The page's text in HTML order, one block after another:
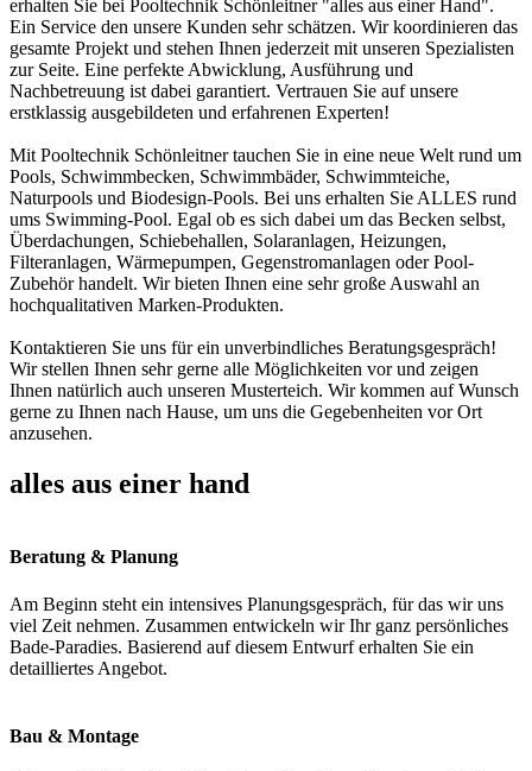
erhalten Sie bei Pooltechnik Schönleitner "alles aus einer Hand".
Ein Service den unsere Kunden sehr schätzen. Wir koordinieren das
gesamte Projekt und stehen Ihnen jederzeit mit unseren Spezialisten
zur Seite. Eine perfekte Abwicklung, Ausführung und
Nachbetreuung ist dabei garantiert. Vertrauen Sie auf unsere
erstklassig ausgebildeten und erfahrenen Experten!
Mit Pooltechnik Schönleitner tauchen Sie in eine neue Welt rund um
Pools, Schwimmbecken, Schwimmbäder, Schwimmteiche,
Naturpools und Biodesign-Pools. Bei uns erhalten Sie ALLES rund
ums Swimming-Pool. Egal ob es sich dabei um das Becken selbst,
Überdachungen, Schiebehallen, Solaranlagen, Heizungen,
Filteranlagen, Wärmepumpen, Gegenstromanlagen oder Pool-
Zubehör handelt. Wir bieten Ihnen eine sehr große Auswahl an
hochqualitativen Marken-Produkten.
Kontaktieren Sie uns für ein unverbindliches Beratungsgespräch!
Wir stellen Ihnen sehr gerne alle Möglichkeiten vor und zeigen
Ihnen natürlich auch unseren Musterteich. Wir kommen auf Wunsch
gerne zu Ihnen nach Hause, um uns die Gegebenheiten vor Ort
anzusehen.
alles aus einer hand
Beratung & Planung
Am Beginn steht ein intensives Planungsgespräch, für das wir uns
viel Zeit nehmen. Zusammen entwickeln wir Ihr ganz persönliches
Bade-Paradies. Basierend auf diesem Entwurf erhalten Sie ein
detailliertes Angebot.
Bau & Montage